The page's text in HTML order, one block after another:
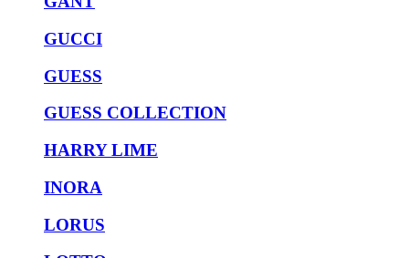
GUCCI
GUESS
GUESS COLLECTION
HARRY LIME
INORA
LORUS